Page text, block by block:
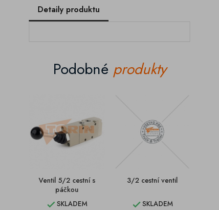
Detaily produktu
Podobné produkty
Ventil 5/2 cestní s
páčkou
SKLADEM
3/2 cestní ventil
SKLADEM